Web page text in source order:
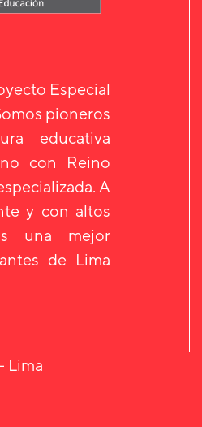
Especial
pioneros
educativa
con Reino
A
y con altos
una mejor
de Lima
Lima